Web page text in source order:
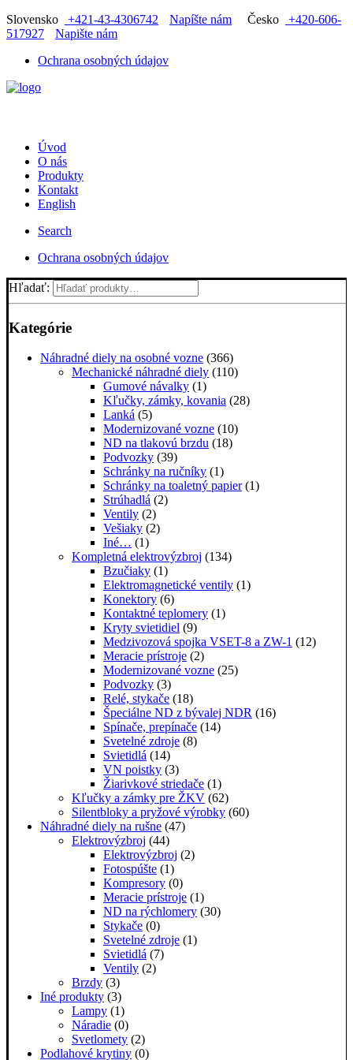
Slovensko +421-43-4306742 Napíšte nám Česko
+420-606-
517927
Napište nám
Ochrana osobných údajov
Úvod
O nás
Produkty
Kontakt
English
Search
Ochrana osobných údajov
Hľadať:
Kategórie
Náhradné diely na osobné vozne (366)
Mechanické náhradné diely (110)
Gumové návalky (1)
Kľučky, zámky, kovania (28)
Lanká (5)
Modernizované vozne (10)
ND na tlakovú brzdu (18)
Podvozky (39)
Schránky na ručníky (1)
Schránky na toaletný papier (1)
Strúhadlá (2)
Ventily (2)
Vešiaky (2)
Iné… (1)
Kompletná elektrovýzbroj (134)
Bzučiaky (1)
Elektromagnetické ventily (1)
Konektory (6)
Kontaktné teplomery (1)
Kryty svietidiel (9)
Medzivozová spojka VSET-8 a ZW-1 (12)
Meracie prístroje (2)
Modernizované vozne (25)
Podvozky (3)
Relé, stykače (18)
Špeciálne ND z bývalej NDR (16)
Spínače, prepínače (14)
Svetelné zdroje (8)
Svietidlá (14)
VN poistky (3)
Žiarivkové striedače (1)
Kľučky a zámky pre ŽKV (62)
Silentbloky a pryžové výrobky (60)
Náhradné diely na rušne (47)
Elektrovýzbroj (44)
Elektrovýzbroj (2)
Fotospúšte (1)
Kompresory (0)
Meracie prístroje (1)
ND na rýchlomery (30)
Stykače (0)
Svetelné zdroje (1)
Svietidlá (7)
Ventily (2)
Brzdy (3)
Iné produkty (3)
Lampy (1)
Náradie (0)
Svetlomety (2)
Podlahové krytiny (0)